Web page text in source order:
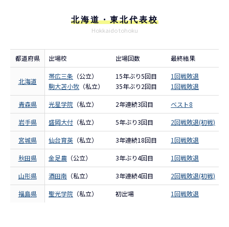
北海道・東北代表校
Hokkaido tohoku
都道府県 出場校 出場回数 最終結果
北海道
帯広三条 （公立）
駒大苫小牧 （私立）
15年ぶり5回目
35年ぶり2回目
1回戦敗退
1回戦敗退
青森県 光星学院 （私立） 2年連続3回目 ベスト8
岩手県 盛岡大付 （私立） 5年ぶり3回目 2回戦敗退(初戦)
宮城県 仙台育英 （私立） 3年連続18回目 1回戦敗退
秋田県 金足農 （公立） 3年ぶり4回目 1回戦敗退
山形県 酒田南 （私立） 3年連続4回目 2回戦敗退(初戦)
福島県 聖光学院 （私立） 初出場 1回戦敗退